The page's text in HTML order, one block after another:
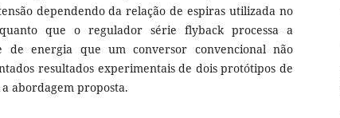
dependendo da relação de espiras utilizada no
que o regulador série flyback processa a
de energia que um conversor convencional não
resultados experimentais de dois protótipos de
abordagem proposta.